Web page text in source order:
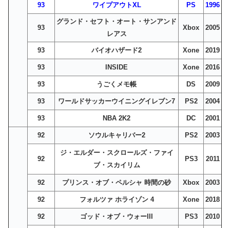
93 ワイプアウトXL PS 1996
93
グランド・セフト・オート・サンアンド
レアス
Xbox 2005
93 バイオハザード2 Xone 2019
93 INSIDE Xone 2016
93 うごくメモ帳 DS 2009
93 ワールドサッカーウイニングイレブン7 PS2 2004
93 NBA 2K2 DC 2001
92 ソウルキャリバー2 PS2 2003
92
ジ・エルダー・スクロールズ・ファイ
ブ・スカイリム
PS3 2011
92 プリンス・オブ・ペルシャ 時間の砂 Xbox 2003
92 フォルツァ ホライゾン 4 Xone 2018
92 ゴッド・オブ・ウォーIII PS3 2010